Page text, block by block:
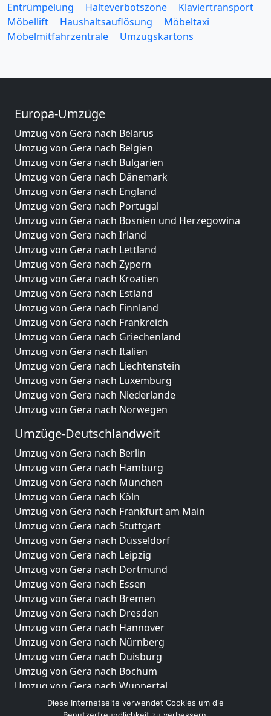
Entrümpelung
Halteverbotszone
Klaviertransport
Möbellift
Haushaltsauflösung
Möbeltaxi
Möbelmitfahrzentrale
Umzugskartons
Europa-Umzüge
Umzug von Gera nach Belarus
Umzug von Gera nach Belgien
Umzug von Gera nach Bulgarien
Umzug von Gera nach Dänemark
Umzug von Gera nach England
Umzug von Gera nach Portugal
Umzug von Gera nach Bosnien und Herzegowina
Umzug von Gera nach Irland
Umzug von Gera nach Lettland
Umzug von Gera nach Zypern
Umzug von Gera nach Kroatien
Umzug von Gera nach Estland
Umzug von Gera nach Finnland
Umzug von Gera nach Frankreich
Umzug von Gera nach Griechenland
Umzug von Gera nach Italien
Umzug von Gera nach Liechtenstein
Umzug von Gera nach Luxemburg
Umzug von Gera nach Niederlande
Umzug von Gera nach Norwegen
Umzüge-Deutschlandweit
Umzug von Gera nach Berlin
Umzug von Gera nach Hamburg
Umzug von Gera nach München
Umzug von Gera nach Köln
Umzug von Gera nach Frankfurt am Main
Umzug von Gera nach Stuttgart
Umzug von Gera nach Düsseldorf
Umzug von Gera nach Leipzig
Umzug von Gera nach Dortmund
Umzug von Gera nach Essen
Umzug von Gera nach Bremen
Umzug von Gera nach Dresden
Umzug von Gera nach Hannover
Umzug von Gera nach Nürnberg
Umzug von Gera nach Duisburg
Umzug von Gera nach Bochum
Umzug von Gera nach Wuppertal
Umzug von Gera nach Bielefeld
Diese Internetseite verwendet Cookies um die